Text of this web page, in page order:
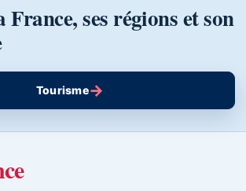
ses régions et son
Tourisme→